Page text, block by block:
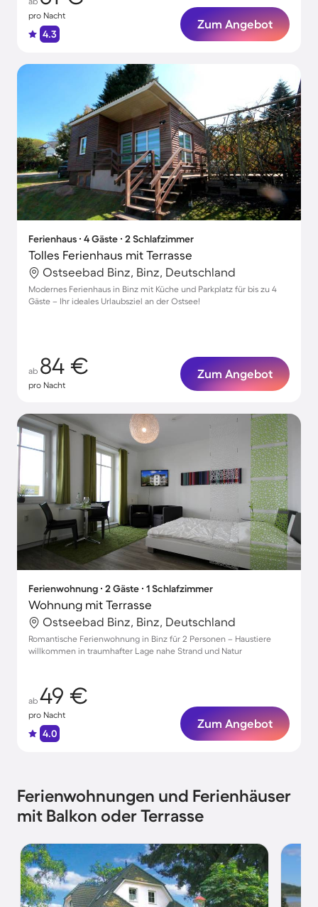
pro Nacht
4.3
Zum Angebot
Ferienhaus ∙ 4 Gäste ∙ 2 Schlafzimmer
Tolles Ferienhaus mit Terrasse
Ostseebad Binz, Binz, Deutschland
Modernes Ferienhaus in Binz mit Küche und Parkplatz für bis zu 4
Gäste – Ihr ideales Urlaubsziel an der Ostsee!
ab 84 €
pro Nacht
Zum Angebot
Ferienwohnung ∙ 2 Gäste ∙ 1 Schlafzimmer
Wohnung mit Terrasse
Ostseebad Binz, Binz, Deutschland
Romantische Ferienwohnung in Binz für 2 Personen – Haustiere
willkommen in traumhafter Lage nahe Strand und Natur
ab 49 €
pro Nacht
4.0
Zum Angebot
Ferienwohnungen und Ferienhäuser
mit Balkon oder Terrasse